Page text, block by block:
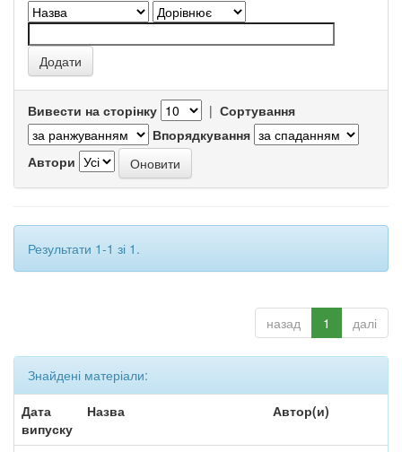
Вивести на сторінку | Сортування
Впорядкування
Автори
Результати 1-1 зі 1.
назад 1 далі
Знайдені матеріали:
Дата
випуску
Назва Автор(и)